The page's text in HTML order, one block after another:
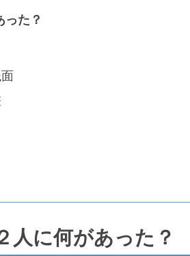
った？
人に何があった？